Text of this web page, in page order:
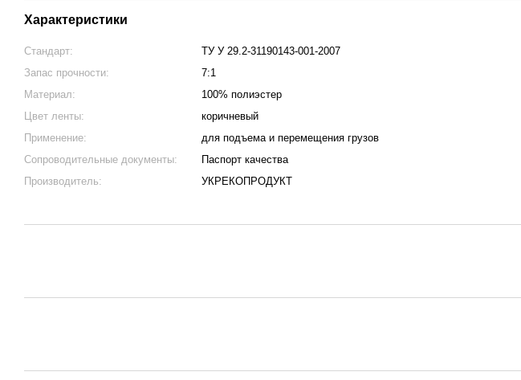
Характеристики
Стандарт:
ТУ У 29.2-31190143-001-2007
Запас прочности:
7:1
Материал:
100% полиэстер
Цвет ленты:
коричневый
Применение:
для подъема и перемещения грузов
Сопроводительные документы:
Паспорт качества
Производитель:
УКРЕКОПРОДУКТ